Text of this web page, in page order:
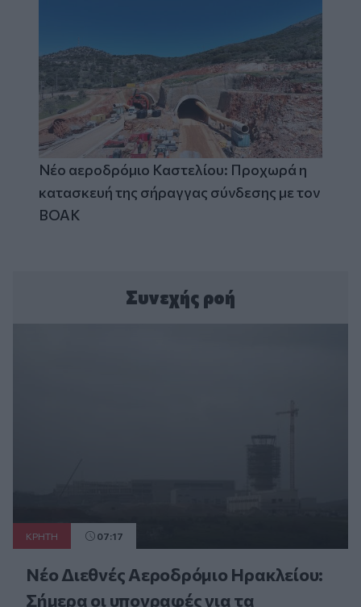
Νέο αεροδρόμιο Καστελίου: Προχωρά η
κατασκευή της σήραγγας σύνδεσης με τον
ΒΟΑΚ
Συνεχής ροή
ΚΡΗΤΗ 07:17
Νέο Διεθνές Αεροδρόμιο Ηρακλείου:
Σήμερα οι υπογραφές για τα